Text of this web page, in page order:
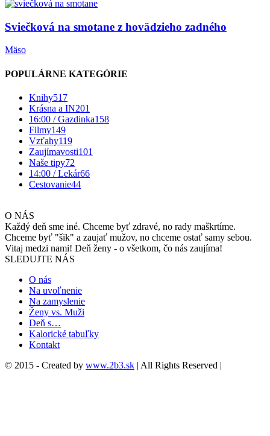
Sviečková na smotane z hovädzieho zadného
Mäso
POPULÁRNE KATEGÓRIE
Knihy517
Krásna a IN201
16:00 / Gazdinka158
Filmy149
Vzťahy119
Zaujímavosti101
Naše tipy72
14:00 / Lekár66
Cestovanie44
O NÁS
Každý deň sme iné. Chceme byť zdravé, no rady maškrtíme.
Chceme byť "šik" a zaujať mužov, no chceme ostať samy sebou.
Vitaj medzi nami! Deň ženy - o všetkom, čo nás zaujíma!
SLEDUJTE NÁS
O nás
Na uvoľnenie
Na zamyslenie
Ženy vs. Muži
Deň s…
Kalorické tabuľky
Kontakt
© 2015 - Created by www.2b3.sk | All Rights Reserved |